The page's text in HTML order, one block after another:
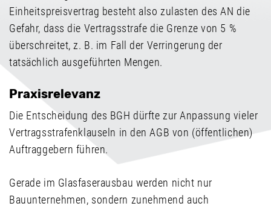
Einheitspreisvertrag besteht also zulasten des AN die
Gefahr, dass die Vertragsstrafe die Grenze von 5 %
überschreitet, z. B. im Fall der Verringerung der
tatsächlich ausgeführten Mengen.
Praxisrelevanz
Die Entscheidung des BGH dürfte zur Anpassung vieler
Vertragsstrafenklauseln in den AGB von (öffentlichen)
Auftraggebern führen.
Gerade im Glasfaserausbau werden nicht nur
Bauunternehmen, sondern zunehmend auch